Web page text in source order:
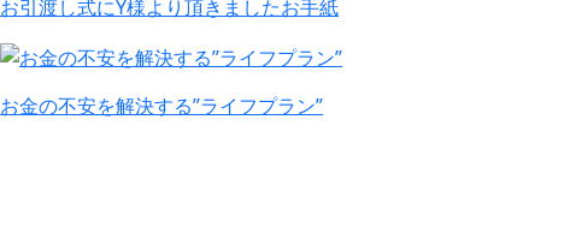
お引渡し式にY様より頂きましたお手紙
お金の不安を解決する”ライフプラン”